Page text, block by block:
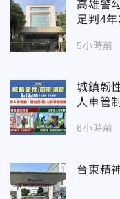
高雄警
足判4年
5小時前
城鎮韌
人車管制
6小時前
台東精